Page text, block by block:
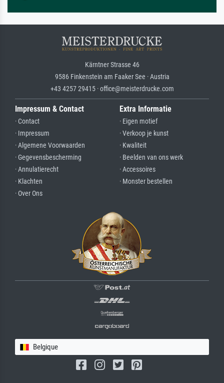
Kärntner Strasse 46
9586 Finkenstein am Faaker See · Austria
+43 4257 29415 · office@meisterdrucke.com
Impressum & Contact
· Contact
· Impressum
· Algemene Voorwaarden
· Gegevensbescherming
· Annulatierecht
· Klachten
· Over Ons
Extra Informatie
· Eigen motief
· Verkoop je kunst
· Kwaliteit
· Beelden van ons werk
· Accessoires
· Monster bestellen
Belgique